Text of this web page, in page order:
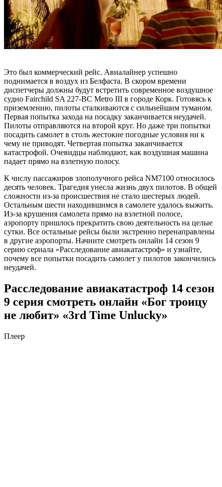
Это был коммерческий рейс. Авиалайнер успешно
поднимается в воздух из Белфаста. В скором времени
диспетчеры должны будут встретить современное воздушное
судно Fairchild SA 227-BC Metro III в городе Корк. Готовясь к
приземлению, пилоты сталкиваются с сильнейшим туманом.
Первая попытка захода на посадку заканчивается неудачей.
Пилоты отправляются на второй круг. Но даже три попытки
посадить самолет в столь жестокие погодные условия ни к
чему не приводят. Четвертая попытка заканчивается
катастрофой. Очевидцы наблюдают, как воздушная машина
падает прямо на взлетную полосу.
К числу пассажиров злополучного рейса NM7100 относилось
десять человек. Трагедия унесла жизнь двух пилотов. В общей
сложности из-за происшествия не стало шестерых людей.
Остальным шести находившимся в самолете удалось выжить.
Из-за крушения самолета прямо на взлетной полосе,
аэропорту пришлось прекратить свою деятельность на целые
сутки. Все остальные рейсы были экстренно перенаправлены
в другие аэропорты. Начните смотреть онлайн 14 сезон 9
серию сериала «Расследование авиакатастроф» и узнайте,
почему все попытки посадить самолет у пилотов закончились
неудачей.
Расследование авиакатастроф 14 сезон
9 серия смотреть онлайн «Бог троицу
не любит» «3rd Time Unlucky»
Плеер